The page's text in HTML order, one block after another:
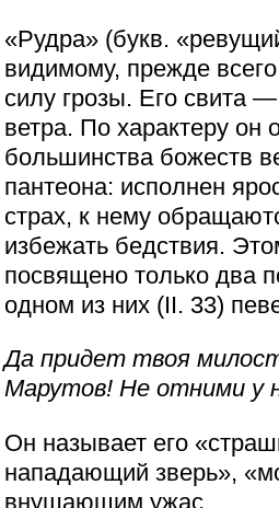
«Рудра» (букв.
видимому, прежде
силу грозы. Его свита
ветра. По характеру он
большинства божеств
пантеона: исполнен
страх, к нему
избежать бедствия.
посвящено только два
одном из них (II. 33)
Да придет твоя
Марутов! Не отними у
Он называет его
нападающий зверь»,
внушающим ужас.